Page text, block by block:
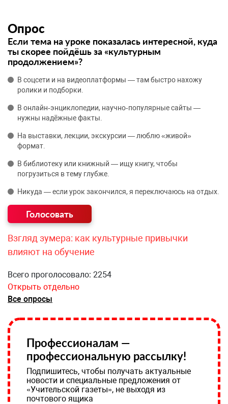
Опрос
Если тема на уроке показалась интересной, куда
ты скорее пойдёшь за «культурным
продолжением»?
В соцсети и на видеоплатформы — там быстро нахожу
ролики и подборки.
В онлайн‑энциклопедии, научно‑популярные сайты —
нужны надёжные факты.
На выставки, лекции, экскурсии — люблю «живой»
формат.
В библиотеку или книжный — ищу книгу, чтобы
погрузиться в тему глубже.
Никуда — если урок закончился, я переключаюсь на отдых.
Взгляд зумера: как культурные привычки
влияют на обучение
Всего проголосовало: 2254
Открыть отдельно
Все опросы
Профессионалам —
профессиональную рассылку!
Подпишитесь, чтобы получать актуальные
новости и специальные предложения от
«Учительской газеты», не выходя из
почтового ящика